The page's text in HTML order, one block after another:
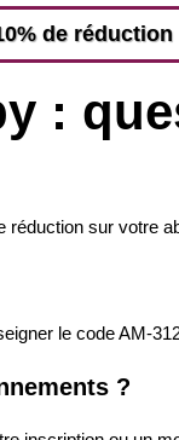
de réduction
:
réduction sur votre
le code AM-
?